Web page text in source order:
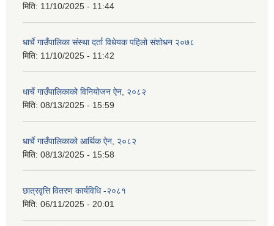
मिति: 11/10/2025 - 11:44
धार्चे गाउँपालिका संस्था दर्ता विधेयक पहिलो संशोधन २०७८
मिति: 11/10/2025 - 11:42
धार्चे गाउँपालिकाको विनियोजन ऐन, २०८२
मिति: 08/13/2025 - 15:59
धार्चे गाउँपालिकाको आर्थिक ऐन, २०८२
मिति: 08/13/2025 - 15:58
छात्रवृत्ति वितरण कार्यविधि -२०८१
मिति: 06/11/2025 - 20:01